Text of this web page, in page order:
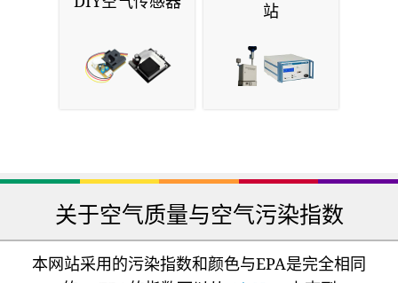
站
关于空气质量与空气污染指数
本网站采用的污染指数和颜色与EPA是完全相同